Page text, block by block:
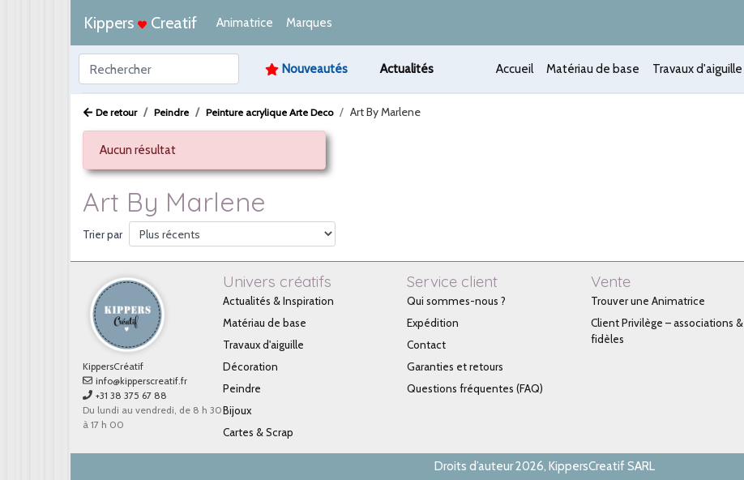
Kippers Creatif Animatrice Marques
Nouveautés Actualités Accueil Matériau de base Travaux d'aiguille
De retour Peindre Peinture acrylique Arte Deco Art By Marlene
Aucun résultat
Art By Marlene
Trier par
KippersCréatif
info@kipperscreatif.fr
+31 38 375 67 88
Du lundi au vendredi, de 8 h 30
à 17 h 00
Univers créatifs
Actualités & Inspiration
Matériau de base
Travaux d'aiguille
Décoration
Peindre
Bijoux
Cartes & Scrap
Service client
Qui sommes-nous ?
Expédition
Contact
Garanties et retours
Questions fréquentes (FAQ)
Vente
Trouver une Animatrice
Client Privilège – associations &
fidèles
Droits d’auteur 2026, KippersCreatif SARL